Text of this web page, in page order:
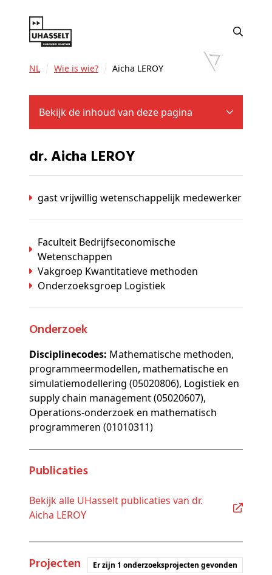
NL Wie is wie? Aicha LEROY
Bekijk de inhoud van deze pagina
dr. Aicha LEROY
gast vrijwillig wetenschappelijk medewerker
Faculteit Bedrijfseconomische
Wetenschappen
Vakgroep Kwantitatieve methoden
Onderzoeksgroep Logistiek
Onderzoek
Disciplinecodes: Mathematische methoden,
programmeermodellen, mathematische en
simulatiemodellering (05020806), Logistiek en
supply chain management (05020607),
Operations-onderzoek en mathematisch
programmeren (01010311)
Publicaties
Bekijk alle UHasselt publicaties van dr.
Aicha LEROY
Projecten Er zijn 1 onderzoeksprojecten gevonden